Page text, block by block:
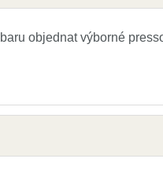
objednat výborné